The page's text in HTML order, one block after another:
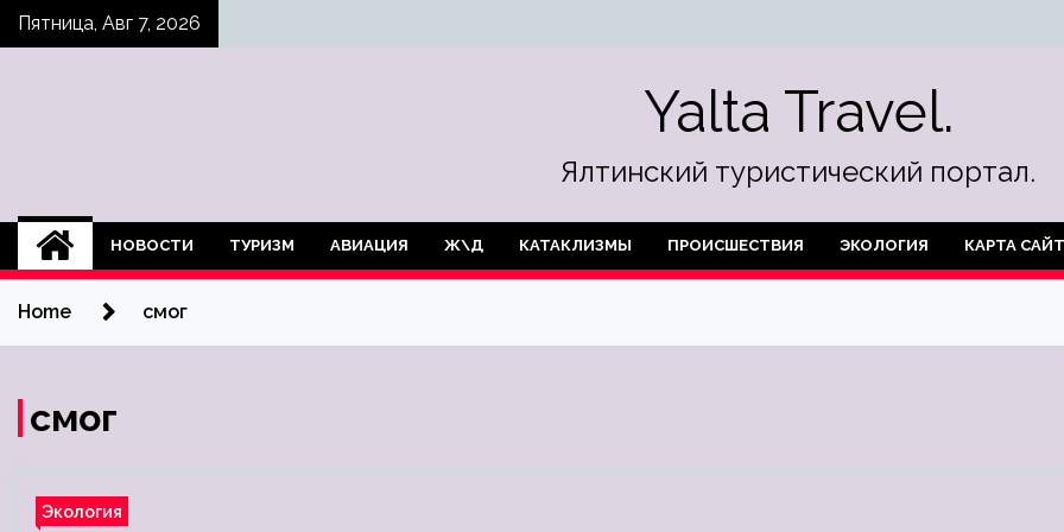
SkipПятница, Авг 7, 2026
Yalta Travel.
Ялтинский туристический портал.
НОВОСТИ ТУРИЗМ АВИАЦИЯ Ж\Д КАТАКЛИЗМЫ ПРОИСШЕСТВИЯ ЭКОЛОГИЯ КАРТА
Home смог
смог
Экология